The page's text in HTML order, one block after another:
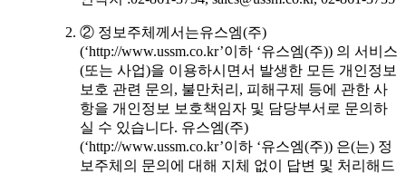
② 정보주체께서는유스엠(주)
(‘http://www.ussm.co.kr’이하 ‘유스엠(주)) 의 서비스
(또는 사업)을 이용하시면서 발생한 모든 개인정보
보호 관련 문의, 불만처리, 피해구제 등에 관한 사
항을 개인정보 보호책임자 및 담당부서로 문의하
실 수 있습니다. 유스엠(주)
(‘http://www.ussm.co.kr’이하 ‘유스엠(주)) 은(는) 정
보주체의 문의에 대해 지체 없이 답변 및 처리해드